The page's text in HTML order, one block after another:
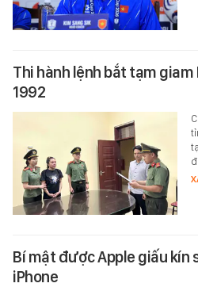
Thi hành lệnh bắt tạm giam
1992
Bí mật được Apple giấu kín
iPhone